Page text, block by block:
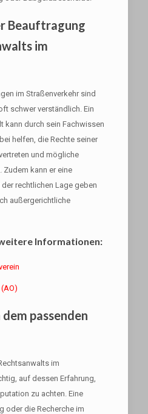
Beauftragung
im
im Straßenverkehr sind
schwer verständlich. Ein
kann durch sein Fachwissen
helfen, die Rechte seiner
und mögliche
Zudem kann er eine
rechtlichen Lage geben
außergerichtliche
Informationen:
dem passenden
im
auf dessen Erfahrung,
zu achten. Eine
oder die Recherche im